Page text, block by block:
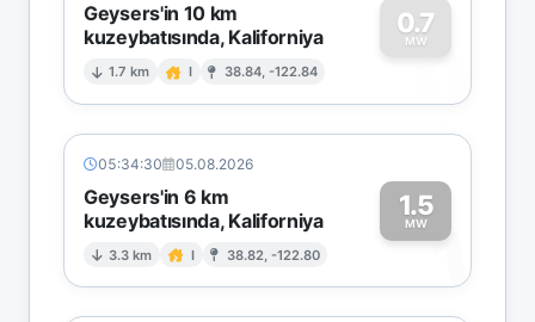
Geysers'in 10 km
kuzeybatısında, Kaliforniya
1.7 km I 38.84, -122.84
0.7
MW
0
05:34:30 05.08.2026
Geysers'in 6 km
kuzeybatısında, Kaliforniya
3.3 km I 38.82, -122.80
1.5
MW1